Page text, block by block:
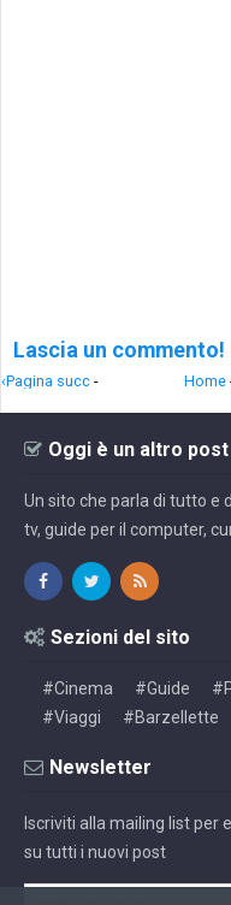
Lascia un commento!
‹Pagina succ - Home
Oggi è un altro post
Un sito che parla di tutto e
tv, guide per il computer,
Sezioni del sito
#Cinema #Guide
#Viaggi
#Barzellette
Newsletter
Iscriviti alla mailing list
su tutti i nuovi post